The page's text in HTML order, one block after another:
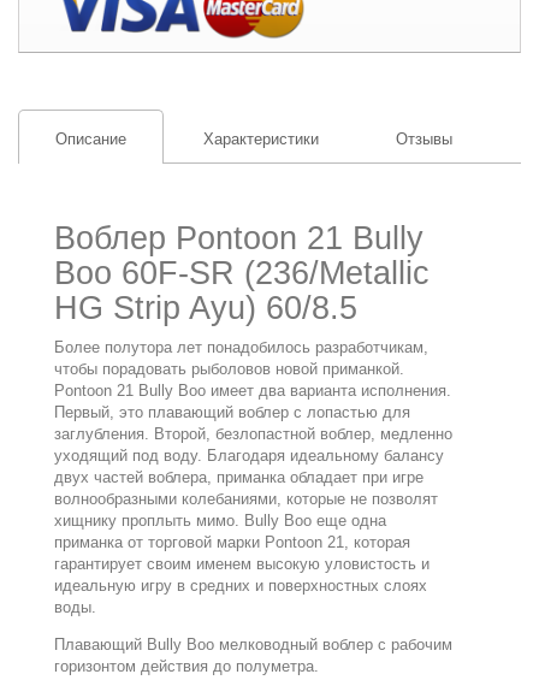
Описание Характеристики Отзывы
Воблер Pontoon 21 Bully
Boo 60F-SR (236/Metallic
HG Strip Ayu) 60/8.5
Более полутора лет понадобилось разработчикам,
чтобы порадовать рыболовов новой приманкой.
Pontoon 21 Bully Boo имеет два варианта исполнения.
Первый, это плавающий воблер с лопастью для
заглубления. Второй, безлопастной воблер, медленно
уходящий под воду. Благодаря идеальному балансу
двух частей воблера, приманка обладает при игре
волнообразными колебаниями, которые не позволят
хищнику проплыть мимо. Bully Boo еще одна
приманка от торговой марки Pontoon 21, которая
гарантирует своим именем высокую уловистость и
идеальную игру в средних и поверхностных слоях
воды.
Плавающий Bully Boo мелководный воблер с рабочим
горизонтом действия до полуметра.